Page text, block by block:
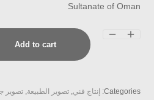
Sultanate of Oman
Empty
quantity
Add to cart
Categories: إنتاج فني, تصوير الطبيعة, تصوير